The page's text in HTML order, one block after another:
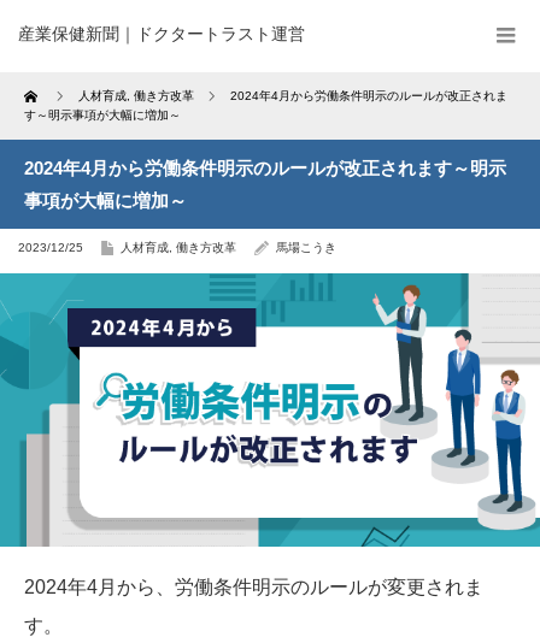
産業保健新聞｜ドクタートラスト運営
Home 人材育成 働き方改革
2024年4月から労働条件明示のルールが改正されま
す～明示事項が大幅に増加～
2024年4月から労働条件明示のルールが改正されます～明示
事項が大幅に増加～
2023/12/25 人材育成 働き方改革 馬場こうき
2024年4月から、労働条件明示のルールが変更されま
す。